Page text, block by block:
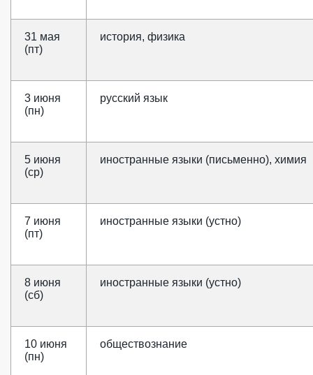
31 мая
(пт)
история, физика
3 июня
(пн)
русский язык
5 июня
(ср)
иностранные языки (письменно), химия
7 июня
(пт)
иностранные языки (устно)
8 июня
(сб)
иностранные языки (устно)
10 июня
(пн)
обществознание